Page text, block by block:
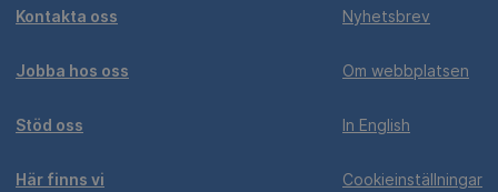
Kontakta oss
Jobba hos oss
Stöd oss
Här finns vi
Nyhetsbrev
Om webbplatsen
In English
Cookieinställningar